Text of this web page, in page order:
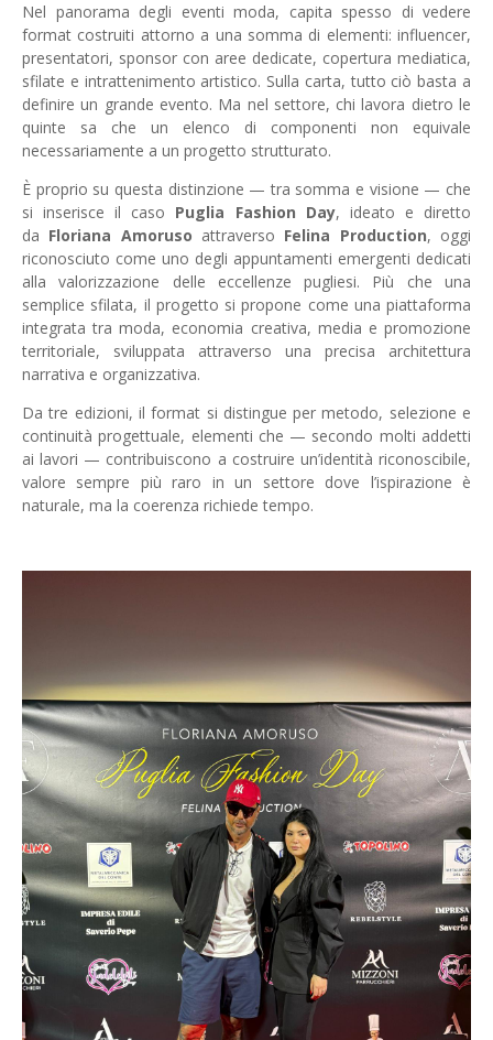
Nel panorama degli eventi moda, capita spesso di vedere
format costruiti attorno a una somma di elementi: influencer,
presentatori, sponsor con aree dedicate, copertura mediatica,
sfilate e intrattenimento artistico. Sulla carta, tutto ciò basta a
definire un grande evento. Ma nel settore, chi lavora dietro le
quinte sa che un elenco di componenti non equivale
necessariamente a un progetto strutturato.
È proprio su questa distinzione — tra somma e visione — che
si inserisce il caso Puglia Fashion Day, ideato e diretto
da Floriana Amoruso attraverso Felina Production, oggi
riconosciuto come uno degli appuntamenti emergenti dedicati
alla valorizzazione delle eccellenze pugliesi. Più che una
semplice sfilata, il progetto si propone come una piattaforma
integrata tra moda, economia creativa, media e promozione
territoriale, sviluppata attraverso una precisa architettura
narrativa e organizzativa.
Da tre edizioni, il format si distingue per metodo, selezione e
continuità progettuale, elementi che — secondo molti addetti
ai lavori — contribuiscono a costruire un’identità riconoscibile,
valore sempre più raro in un settore dove l’ispirazione è
naturale, ma la coerenza richiede tempo.